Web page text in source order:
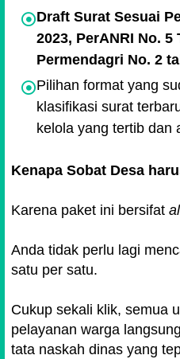
Draft Surat Sesuai
2023, PerANRI No. 5
Permendagri No. 2
Pilihan format yang
klasifikasi surat
kelola yang tertib dan
Kenapa Sobat Desa
Karena paket ini bersifat
Anda tidak perlu lagi
satu per satu.
Cukup sekali klik, semua
pelayanan warga
tata naskah dinas yang